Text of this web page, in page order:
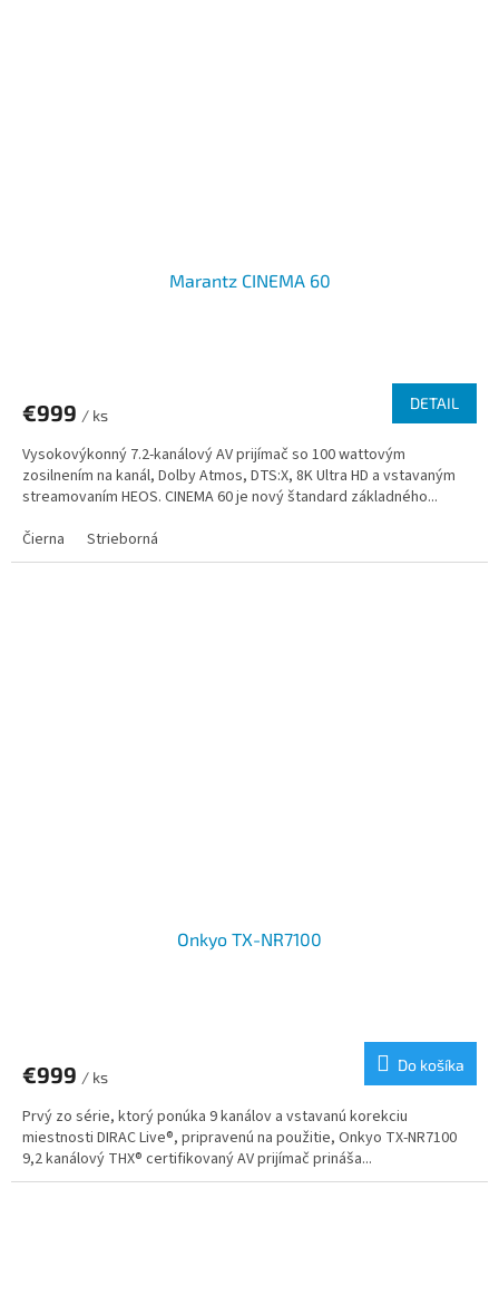
Marantz CINEMA 60
€999 / ks
DETAIL
Vysokovýkonný 7.2-kanálový AV prijímač so 100 wattovým
zosilnením na kanál, Dolby Atmos, DTS:X, 8K Ultra HD a vstavaným
streamovaním HEOS. CINEMA 60 je nový štandard základného...
Čierna
Strieborná
Onkyo TX-NR7100
€999 / ks
Do košíka
Prvý zo série, ktorý ponúka 9 kanálov a vstavanú korekciu
miestnosti DIRAC Live®, pripravenú na použitie, Onkyo TX-NR7100
9,2 kanálový THX® certifikovaný AV prijímač prináša...